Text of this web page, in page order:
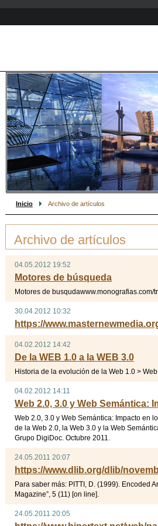
Inicio Archivo de artículos
Archivo de artículos
04.05.2012 19:52
Motores de búsqueda
Motores de busqudawww.monografias.com/
30.04.2012 10:32
https://
04.02.2012 14:42
De la WEB 1.0 a la WEB 3.0
Historia de la evolución de la Web 1.0 >
04.02.2012 14:11
Web 2.0, 3.0 y Web Semántica:
Web 2.0, 3.0 y Web Semántica: Impacto en
de la Web 2.0, la Web 3.0 y la Web
Grupo DigiDoc. Octubre 2011.
24.05.2011 20:07
https://www.dlib.org/dlib/
Para saber más: PITTI, D. (1999). Encoded
Magazine”, 5 (11) [on line].
24.05.2011 20:05